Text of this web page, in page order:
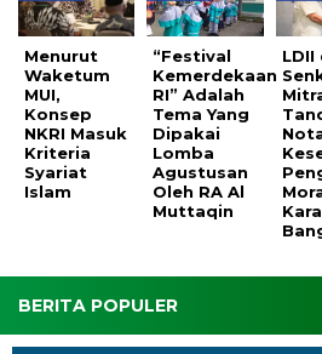
Menurut
Waketum
MUI,
Konsep
NKRI Masuk
Kriteria
Syariat
Islam
“Festival
Kemerdekaan
RI” Adalah
Tema Yang
Dipakai
Lomba
Agustusan
Oleh RA Al
Muttaqin
LDII
BERITA POPULER